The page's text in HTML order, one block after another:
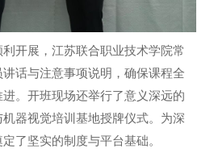
开展，江苏联合职业技术学院常
话与注意事项说明，确保课程全
。开班现场还举行了意义深远的
器视觉培训基地授牌仪式。为深
了坚实的制度与平台基础。